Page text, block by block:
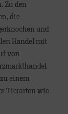
Zu den
die
und
Handel mit
von
einem
Tierarten wie